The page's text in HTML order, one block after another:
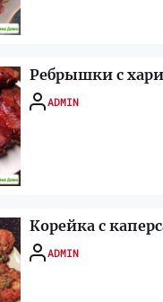
Ребрышки с
ADMIN
Корейка с
ADMIN